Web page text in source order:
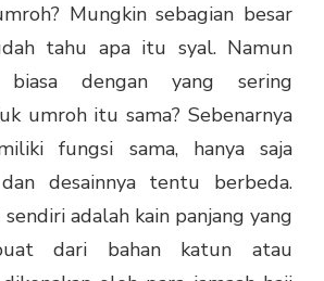
Mungkin sebagian besar
tahu apa itu syal. Namun
dengan yang sering
umroh itu sama? Sebenarnya
fungsi sama, hanya saja
desainnya tentu berbeda.
adalah kain panjang yang
dari bahan katun atau